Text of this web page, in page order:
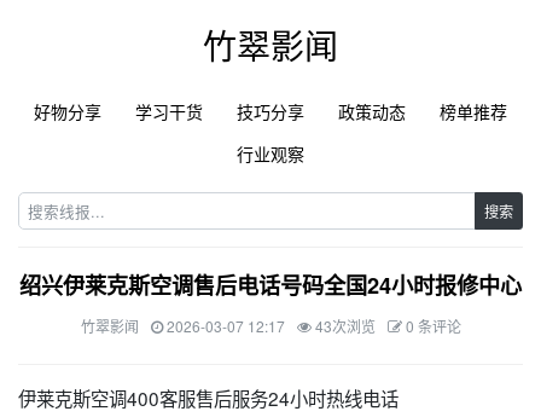
竹翠影闻
好物分享 学习干货 技巧分享 政策动态
榜单推荐
行业观察
搜索
绍兴伊莱克斯空调售后电话号码全国24小时报修中心
竹翠影闻 2026-03-07 12:17 43次浏览 0 条评论
伊莱克斯空调400客服售后服务24小时热线电话